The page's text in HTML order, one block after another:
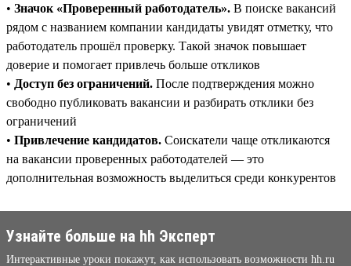
• Значок «Проверенный работодатель». В поиске вакансий
рядом с названием компании кандидаты увидят отметку, что
работодатель прошёл проверку. Такой значок повышает
доверие и помогает привлечь больше откликов
• Доступ без ограничений. После подтверждения можно
свободно публиковать вакансии и разбирать отклики без
ограничений
• Привлечение кандидатов. Соискатели чаще откликаются
на вакансии проверенных работодателей — это
дополнительная возможность выделиться среди конкурентов
Узнайте больше на hh Эксперт
Интерактивные уроки покажут, как использовать возможности hh.ru